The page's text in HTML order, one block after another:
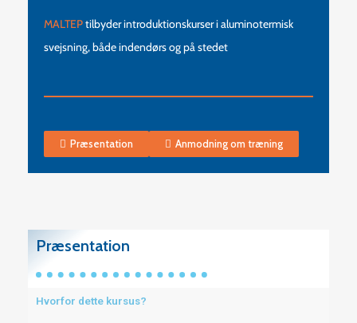
MALTEPtilbyder introduktionskurser i aluminotermisk
svejsning, både indendørs og på stedet
Præsentation Anmodning om træning
Præsentation
Hvorfor dette kursus?